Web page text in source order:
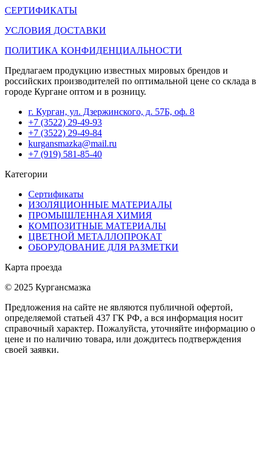
СЕРТИФИКАТЫ
УСЛОВИЯ ДОСТАВКИ
ПОЛИТИКА КОНФИДЕНЦИАЛЬНОСТИ
Предлагаем продукцию известных мировых брендов и
российских производителей по оптимальной цене со склада в
городе Кургане оптом и в розницу.
г. Курган, ул. Дзержинского, д. 57Б, оф. 8
+7 (3522) 29-49-93
+7 (3522) 29-49-84
kurgansmazka@mail.ru
+7 (919) 581-85-40
Категории
Сертификаты
ИЗОЛЯЦИОННЫЕ МАТЕРИАЛЫ
ПРОМЫШЛЕННАЯ ХИМИЯ
КОМПОЗИТНЫЕ МАТЕРИАЛЫ
ЦВЕТНОЙ МЕТАЛЛОПРОКАТ
ОБОРУДОВАНИЕ ДЛЯ РАЗМЕТКИ
Карта проезда
© 2025 Кургансмазка
Предложения на сайте не являются публичной офертой,
определяемой статьей 437 ГК РФ, а вся информация носит
справочный характер. Пожалуйста, уточняйте информацию о
цене и по наличию товара, или дождитесь подтверждения
своей заявки.